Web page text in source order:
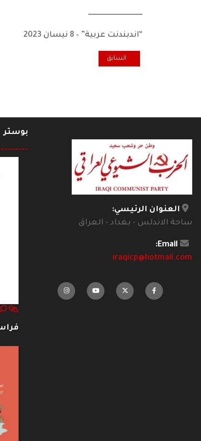
ـــــــــــــــــــــــــــــــــــــ
“اندبندنت عربية” – 8 نيسان 2023
المقال السابق: العدالة الاجتماعية في القرن
السابق
العنوان الرئيسي:
ساحة الاندلس - بغداد - العراق
Email:
iraqicp@hotmail.com
بوستر